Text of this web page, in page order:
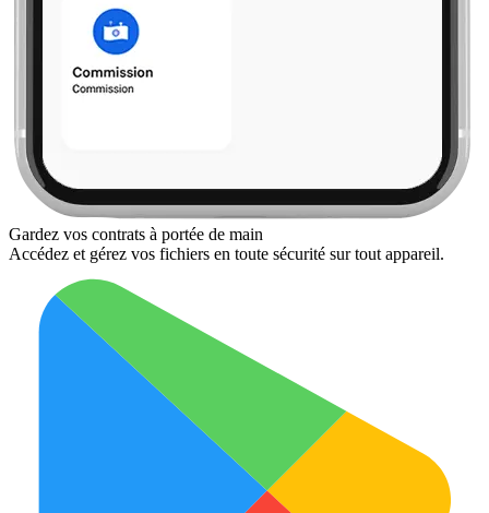
Gardez vos contrats à portée de main
Accédez et gérez vos fichiers en toute sécurité sur tout appareil.